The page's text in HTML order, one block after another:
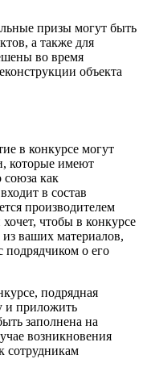
призы могут быть
а также для
во время
объекта
в конкурсе могут
которые имеют
союза как
в состав
производителем
чтобы в конкурсе
ваших материалов,
подрядчиком о его
подрядная
и приложить
заполнена на
возникновения
сотрудникам